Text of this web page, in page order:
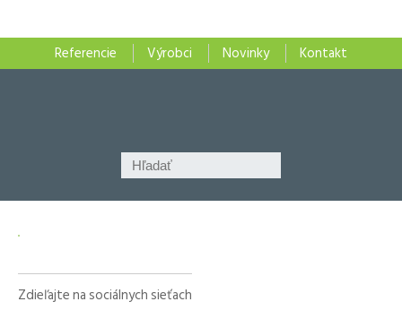
Referencie Výrobci Novinky Kontakt
Zdieľajte na sociálnych sieťach